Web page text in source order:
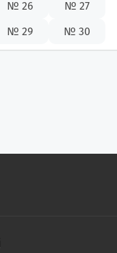
№ 26
№ 27
№ 29 № 30